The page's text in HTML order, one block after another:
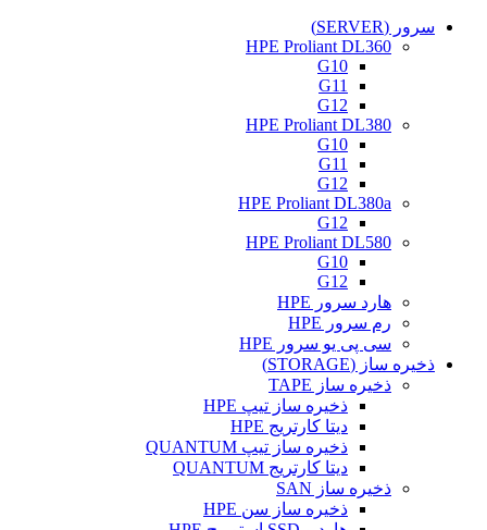
سرور (SERVER)
HPE Proliant DL360
G10
G11
G12
HPE Proliant DL380
G10
G11
G12
HPE Proliant DL380a
G12
HPE Proliant DL580
G10
G12
هارد سرور HPE
رم سرور HPE
سی پی یو سرور HPE
ذخیره ساز (STORAGE)
ذخیره ساز TAPE
ذخیره ساز تیپ HPE
دیتا کارتریج HPE
ذخیره ساز تیپ QUANTUM
دیتا کارتریج QUANTUM
ذخیره ساز SAN
ذخیره ساز سن HPE